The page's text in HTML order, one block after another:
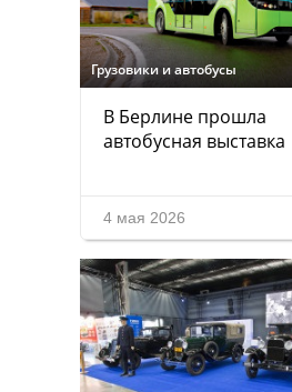
Грузовики и автобусы
В Берлине прошла
автобусная выставка
4 мая 2026